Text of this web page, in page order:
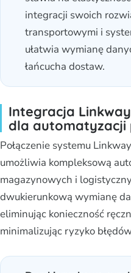
integracji swoich
transportowymi i
ułatwia wymianę
łańcucha dostaw.
Integracja
dla automatyzacji
Połączenie systemu
umożliwia kompleksową
magazynowych i
dwukierunkową wymianę
eliminując konieczność
minimalizując ryzyko